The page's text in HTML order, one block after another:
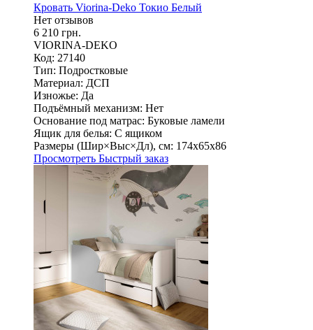
Кровать Viorina-Deko Токио Белый
Нет отзывов
6 210 грн.
VIORINA-DEKO
Код: 27140
Тип: Подростковые
Материал: ДСП
Изножье: Да
Подъёмный механизм: Нет
Основание под матрас: Буковые ламели
Ящик для белья: С ящиком
Размеры (Шир×Выс×Дл), см: 174х65х86
Просмотреть Быстрый заказ